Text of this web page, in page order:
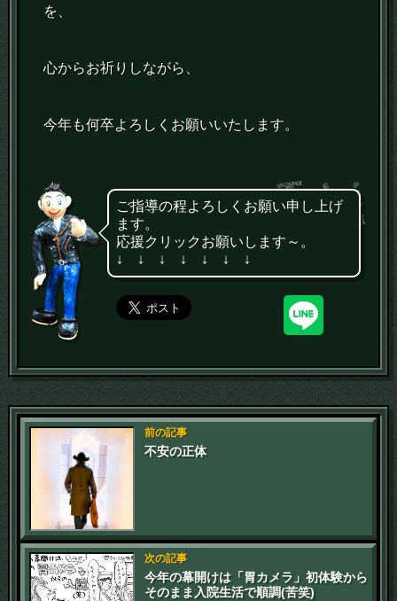
を、
心からお祈りしながら、
今年も何卒よろしくお願いいたします。
ご指導の程よろしくお願い申し上げ
ます。
応援クリックお願いします～。
↓ ↓ ↓ ↓ ↓ ↓ ↓
前の記事
不安の正体
次の記事
今年の幕開けは「胃カメラ」初体験から
そのまま入院生活で順調(苦笑)